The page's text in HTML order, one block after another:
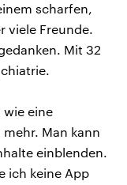
scharfen,
viele Freunde.
Mit 32
wie eine
Man kann
einblenden.
ich keine App